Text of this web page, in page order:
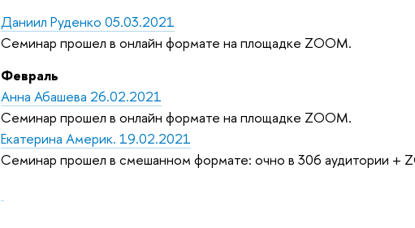
Даниил Руденко 05.03.2021
Семинар прошел в онлайн формате на площадке ZOOM.
Февраль
Анна Абашева 26.02.2021
Семинар прошел в онлайн формате на площадке ZOOM.
Екатерина Америк. 19.02.2021
Семинар прошел в смешанном формате: очно в 306 аудитории +